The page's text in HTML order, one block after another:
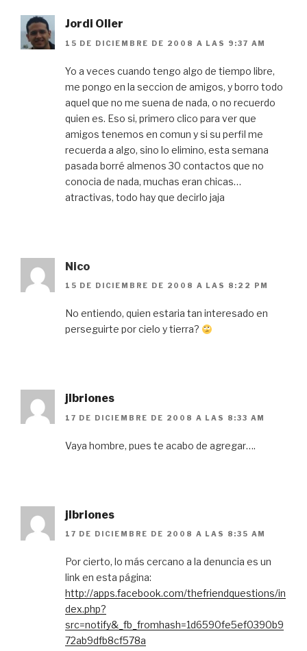
Jordi Oller
15 DE DICIEMBRE DE 2008 A LAS 9:37 AM
Yo a veces cuando tengo algo de tiempo libre,
me pongo en la seccion de amigos, y borro todo
aquel que no me suena de nada, o no recuerdo
quien es. Eso si, primero clico para ver que
amigos tenemos en comun y si su perfil me
recuerda a algo, sino lo elimino, esta semana
pasada borré almenos 30 contactos que no
conocia de nada, muchas eran chicas…
atractivas, todo hay que decirlo jaja
Nico
15 DE DICIEMBRE DE 2008 A LAS 8:22 PM
No entiendo, quien estaria tan interesado en
perseguirte por cielo y tierra?
jlbriones
17 DE DICIEMBRE DE 2008 A LAS 8:33 AM
Vaya hombre, pues te acabo de agregar….
jlbriones
17 DE DICIEMBRE DE 2008 A LAS 8:35 AM
Por cierto, lo más cercano a la denuncia es un
link en esta página:
http://apps.facebook.com/thefriendquestions/in
dex.php?
src=notify&_fb_fromhash=1d6590fe5ef0390b9
72ab9dfb8cf578a